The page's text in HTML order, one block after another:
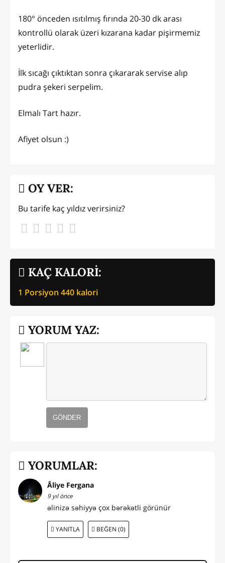
180° önceden ısıtılmış fırında 20-30 dk arası
kontrollü olarak üzeri kızarana kadar pişirmemiz
yeterlidir.
İlk sıcağı çıktıktan sonra çıkararak servise alıp
pudra şekeri serpelim.
Elmalı Tart hazır.
Afiyet olsun :)
KAÇ KALORİ:
1 Porsiyon 440 kalori
OY VER:
Bu tarife kaç yıldız verirsiniz?
YORUM YAZ:
GÖNDER
YORUMLAR:
Âliye Fergana
9 yıl önce
əlinizə səhiyyə çox bərəkətli görünür
YANITLA BEĞEN (0)